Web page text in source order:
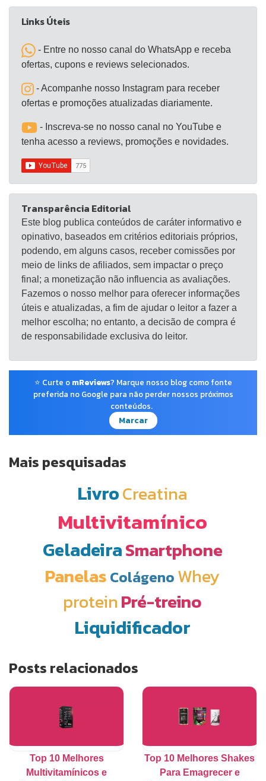
Links Úteis
- Entre no nosso canal do WhatsApp e receba
ofertas, cupons e reviews selecionados.
- Acompanhe nosso Instagram para receber
ofertas e promoções atualizadas diariamente.
- Inscreva-se no nosso canal no YouTube e
tenha acesso a reviews, promoções e novidades.
Transparência Editorial
Este blog publica conteúdos de caráter informativo e
opinativo, baseados em critérios editoriais próprios,
podendo, em alguns casos, receber comissões por
meio de links de afiliados, sem impactar o preço
final; a monetização não influencia as avaliações.
Fazemos o nosso melhor para oferecer informações
úteis e atualizadas, a fim de ajudar o leitor a fazer a
melhor escolha; no entanto, a decisão de compra é
de responsabilidade exclusiva do leitor.
⭐ Curte o mReviews? Marque nosso blog como fonte
preferida no Google para não perder nossos próximos
conteúdos.
Marcar
Mais pesquisadas
LivroCreatina
Multivitamínico
GeladeiraSmartphone
Panelas Colágeno Whey
proteinPré-treino
Liquidificador
Posts relacionados
Top 10 Melhores
Multivitamínicos e
Top 10 Melhores Shakes
Para Emagrecer e